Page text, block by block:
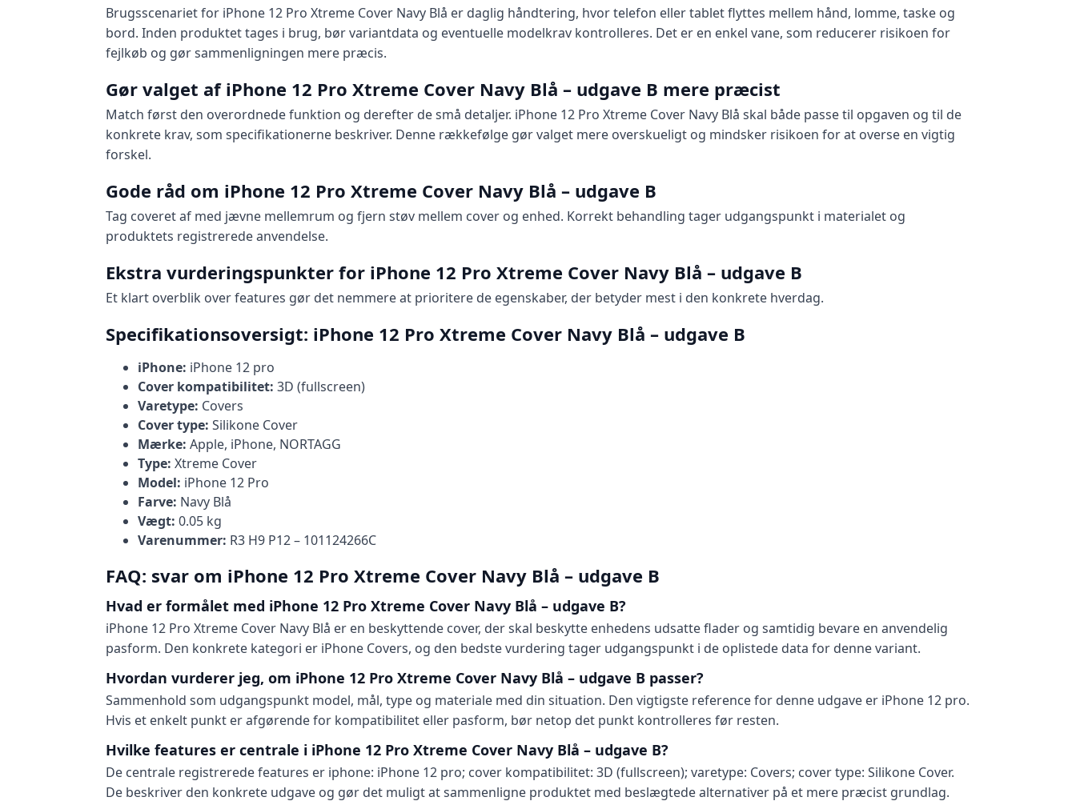
Brugsscenariet for iPhone 12 Pro Xtreme Cover Navy Blå er daglig håndtering, hvor telefon eller tablet flyttes mellem hånd, lomme, taske og
bord. Inden produktet tages i brug, bør variantdata og eventuelle modelkrav kontrolleres. Det er en enkel vane, som reducerer risikoen for
fejlkøb og gør sammenligningen mere præcis.
Gør valget af iPhone 12 Pro Xtreme Cover Navy Blå – udgave B mere præcist
Match først den overordnede funktion og derefter de små detaljer. iPhone 12 Pro Xtreme Cover Navy Blå skal både passe til opgaven og til de
konkrete krav, som specifikationerne beskriver. Denne rækkefølge gør valget mere overskueligt og mindsker risikoen for at overse en vigtig
forskel.
Gode råd om iPhone 12 Pro Xtreme Cover Navy Blå – udgave B
Tag coveret af med jævne mellemrum og fjern støv mellem cover og enhed. Korrekt behandling tager udgangspunkt i materialet og
produktets registrerede anvendelse.
Ekstra vurderingspunkter for iPhone 12 Pro Xtreme Cover Navy Blå – udgave B
Et klart overblik over features gør det nemmere at prioritere de egenskaber, der betyder mest i den konkrete hverdag.
Specifikationsoversigt: iPhone 12 Pro Xtreme Cover Navy Blå – udgave B
iPhone: iPhone 12 pro
Cover kompatibilitet: 3D (fullscreen)
Varetype: Covers
Cover type: Silikone Cover
Mærke: Apple, iPhone, NORTAGG
Type: Xtreme Cover
Model: iPhone 12 Pro
Farve: Navy Blå
Vægt: 0.05 kg
Varenummer: R3 H9 P12 – 101124266C
FAQ: svar om iPhone 12 Pro Xtreme Cover Navy Blå – udgave B
Hvad er formålet med iPhone 12 Pro Xtreme Cover Navy Blå – udgave B?
iPhone 12 Pro Xtreme Cover Navy Blå er en beskyttende cover, der skal beskytte enhedens udsatte flader og samtidig bevare en anvendelig
pasform. Den konkrete kategori er iPhone Covers, og den bedste vurdering tager udgangspunkt i de oplistede data for denne variant.
Hvordan vurderer jeg, om iPhone 12 Pro Xtreme Cover Navy Blå – udgave B passer?
Sammenhold som udgangspunkt model, mål, type og materiale med din situation. Den vigtigste reference for denne udgave er iPhone 12 pro.
Hvis et enkelt punkt er afgørende for kompatibilitet eller pasform, bør netop det punkt kontrolleres før resten.
Hvilke features er centrale i iPhone 12 Pro Xtreme Cover Navy Blå – udgave B?
De centrale registrerede features er iphone: iPhone 12 pro; cover kompatibilitet: 3D (fullscreen); varetype: Covers; cover type: Silikone Cover.
De beskriver den konkrete udgave og gør det muligt at sammenligne produktet med beslægtede alternativer på et mere præcist grundlag.